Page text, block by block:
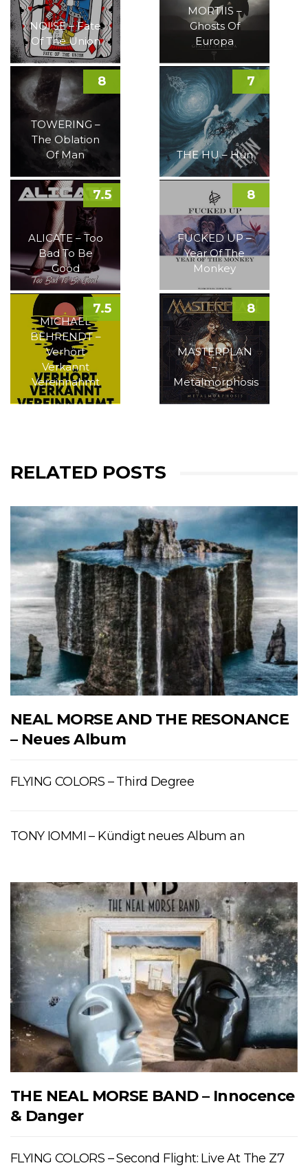
NOI!SE – Fate
Of The Union
MORTIIS –
Ghosts Of
Europa
TOWERING –
The Oblation
Of Man
8
THE HU – Hun
7
ALICATE – Too
Bad To Be
Good
7.5
FUCKED UP –
Year Of The
Monkey
8
MICHAEL
BEHRENDT –
Verhört
Verkannt
Vereinnahmt
7.5
MASTERPLAN
–
Metalmorphosis
8
RELATED POSTS
NEAL MORSE AND THE RESONANCE
– Neues Album
FLYING COLORS – Third Degree
TONY IOMMI – Kündigt neues Album an
THE NEAL MORSE BAND – Innocence
& Danger
FLYING COLORS – Second Flight: Live At The Z7